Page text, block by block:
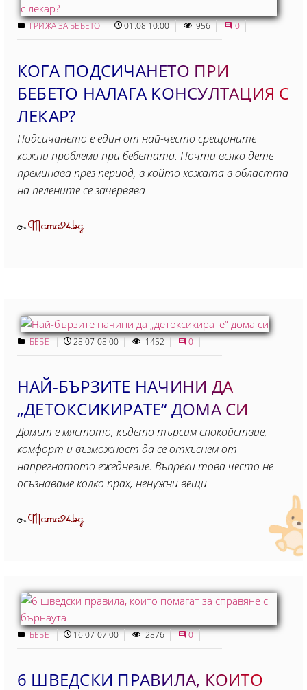
ГРИЖА ЗА БЕБЕТО 01.08 10:00 956 0
КОГА ПОДСИЧАНЕТО ПРИ
БЕБЕТО НАЛАГА КОНСУЛТАЦИЯ С
ЛЕКАР?
Подсичането е един от най-често срещаните
кожни проблеми при бебетата. Почти всяко дете
преминава през период, в който кожата в областта
на пелените се зачервява
ОтMama24.bg
БЕБЕ 28.07 08:00 1452 0
НАЙ-БЪРЗИТЕ НАЧИНИ ДА
„ДЕТОКСИКИРАТЕ“ ДОМА СИ
Домът е мястото, където търсим спокойствие,
комфорт и възможност да се откъснем от
напрегнатото ежедневие. Въпреки това често не
осъзнаваме колко прах, ненужни вещи
ОтMama24.bg
БЕБЕ 16.07 07:00 2876 0
6 ШВЕДСКИ ПРАВИЛА, КОИТО